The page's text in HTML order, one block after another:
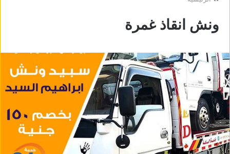
ونش انقاذ غمرة